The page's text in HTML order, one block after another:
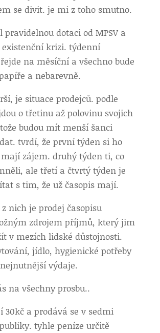
se divit. je mi z toho smutno.
pravidelnou dotaci od MPSV a
krizi. týdenní
na měsíční a všechno bude
a nebarevně.
je situace prodejců. podle
o třetinu až polovinu svojich
budou mít menší šanci
tvrdí, že první týden si ho
zájem. druhý týden ti, co
ale třetí a čtvrtý týden je
s tim, že už časopis mají.
nich je prodej časopisu
zdrojem příjmů, který jim
v mezích lidské důstojnosti.
jídlo, hygienické potřeby
výdaje.
na všechny prosbu..
30kč a prodává se v sedmi
tyhle peníze určitě